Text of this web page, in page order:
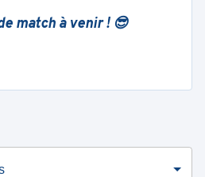
match à venir ! 😎